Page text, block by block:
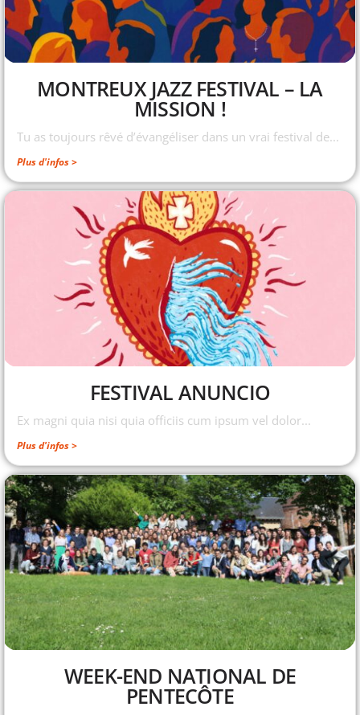
MONTREUX JAZZ FESTIVAL – LA
MISSION !
Tu as toujours rêvé d’évangéliser dans un vrai festival de...
Plus d'infos >
FESTIVAL ANUNCIO
Ex magni quia nisi quia officiis cum ipsum vel dolor...
Plus d'infos >
WEEK-END NATIONAL DE
PENTECÔTE